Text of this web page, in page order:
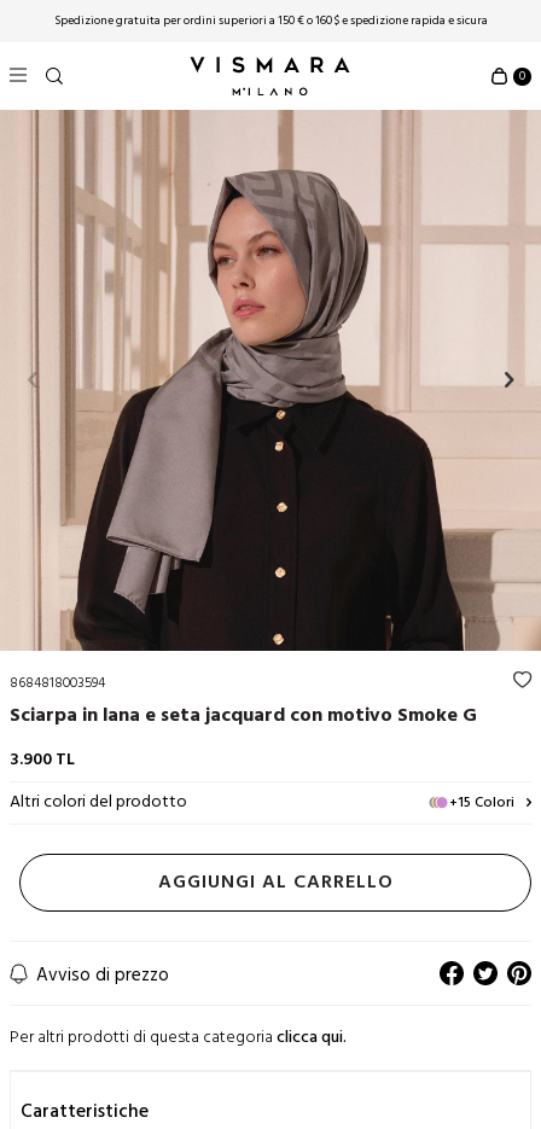
Spedizione gratuita per ordini superiori a 150 € o 160 $ ​​e spedizione rapida e sicura
0
8684818003594
Sciarpa in lana e seta jacquard con motivo Smoke G
3.900TL
Altri colori del prodotto
+15 Colori
AGGIUNGI AL CARRELLO
Avviso di prezzo
Per altri prodotti di questa categoriaclicca qui.
Caratteristiche